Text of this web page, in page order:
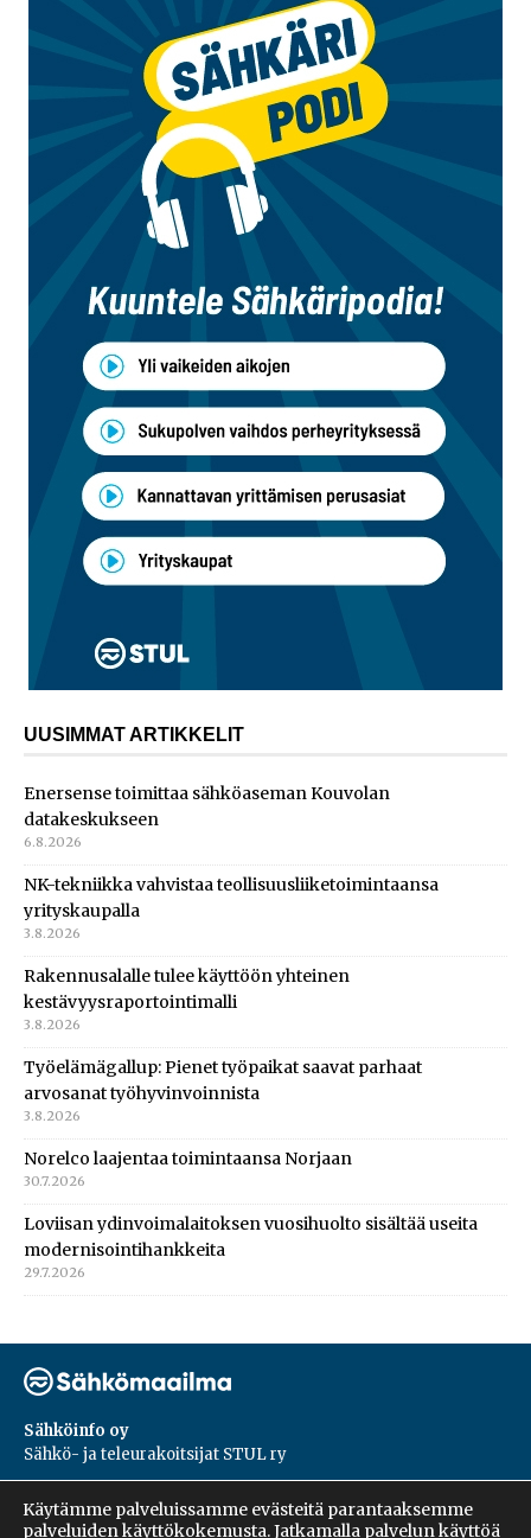
UUSIMMAT ARTIKKELIT
Enersense toimittaa sähköaseman Kouvolan
datakeskukseen
6.8.2026
NK-tekniikka vahvistaa teollisuusliiketoimintaansa
yrityskaupalla
3.8.2026
Rakennusalalle tulee käyttöön yhteinen
kestävyysraportointimalli
3.8.2026
Työelämägallup: Pienet työpaikat saavat parhaat
arvosanat työhyvinvoinnista
3.8.2026
Norelco laajentaa toimintaansa Norjaan
30.7.2026
Loviisan ydinvoimalaitoksen vuosihuolto sisältää useita
modernisointihankkeita
29.7.2026
Sähköinfo oy
Sähkö- ja teleurakoitsijat STUL ry
PL 55, 02601, Espoo
Harakantie 18 B
Käytämme palveluissamme evästeitä parantaaksemme
palveluiden käyttökokemusta. Jatkamalla palvelun käyttöä